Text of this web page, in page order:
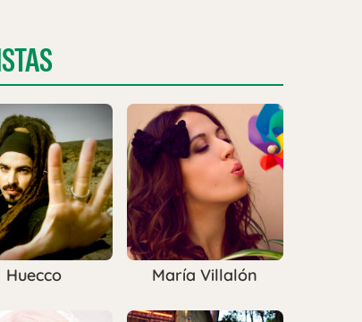
Huecco María Villalón